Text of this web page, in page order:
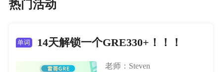
热门活动
单词 14天解锁一个GRE330+！！！
老师：Steven